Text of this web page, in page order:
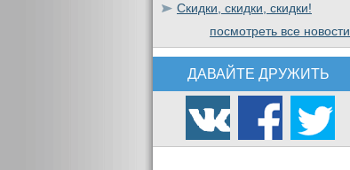
Скидки, скидки, скидки!
посмотреть все новости
ДАВАЙТЕ ДРУЖИТЬ